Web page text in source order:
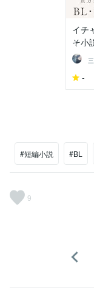
イチ
そ小
-
#短編小説 #BL
9